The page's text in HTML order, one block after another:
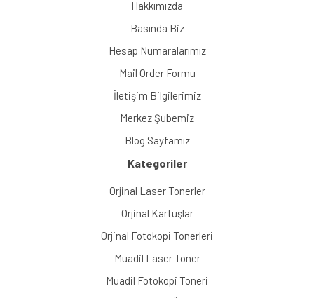
Hakkımızda
Basında Biz
Hesap Numaralarımız
Mail Order Formu
İletişim Bilgilerimiz
Merkez Şubemiz
Blog Sayfamız
Kategoriler
Orjinal Laser Tonerler
Orjinal Kartuşlar
Orjinal Fotokopi Tonerleri
Muadil Laser Toner
Muadil Fotokopi Toneri